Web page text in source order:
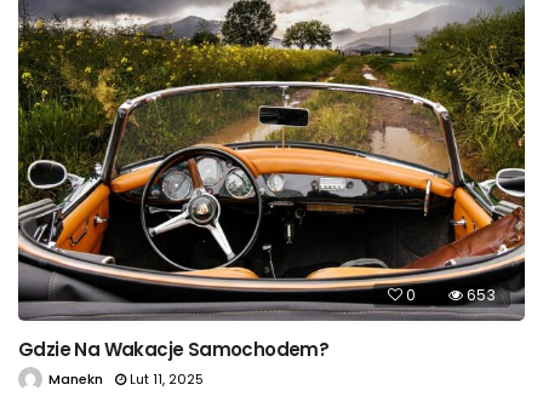
0 653
Gdzie Na Wakacje Samochodem?
Manekn Lut 11, 2025